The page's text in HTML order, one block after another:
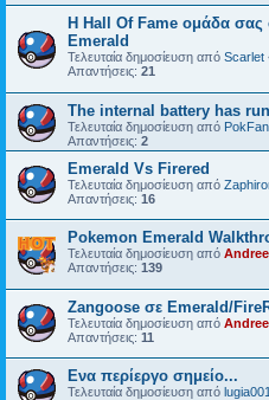
Η Hall Of Fame ομάδα
Emerald
Τελευταία δημοσίευση από Scarlet
Απαντήσεις: 21
The internal battery has
Τελευταία δημοσίευση από PokFan
Απαντήσεις: 2
Emerald Vs Firered
Τελευταία δημοσίευση από
Απαντήσεις: 16
Pokemon Emerald
Τελευταία δημοσίευση από
Απαντήσεις: 139
Zangoose σε Emerald/
Τελευταία δημοσίευση από
Απαντήσεις: 11
Ενα περίεργο σημείο...
Τελευταία δημοσίευση από